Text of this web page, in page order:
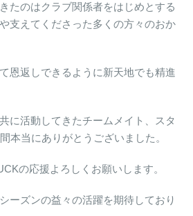
たのはクラブ関係者をはじめとする
支えてくださった多くの方々のおか
恩返しできるように新天地でも精進
に活動してきたチームメイト、スタ
本当にありがとうございました。
の応援よろしくお願いします。
ーズンの益々の活躍を期待しており